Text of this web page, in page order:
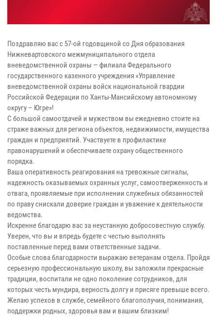
Поздравляю вас с 57-ой годовщиной со Дня образования
Нижневартовского межмуниципального отдела
вневедомственной охраны — филиала Федерального
государственного казенного учреждения «Управление
вневедомственной охраны войск национальной гвардии
Российской Федерации по Ханты-Мансийскому автономному
округу – Югре»!
С большой самоотдачей и мужеством вы ежедневно стоите на
страже важных для региона объектов, недвижимости, имущества
граждан и предприятий. Участвуете в профилактике
правонарушений и обеспечиваете охрану общественного
порядка.
Ваша оперативность реагирования на тревожные сигналы,
надежность оказываемых охранных услуг, самоотверженность и
отвага, проявляемые при исполнении служебных обязанностей
по праву снискали доверие граждан и уважение к деятельности
ведомства.
Искренне благодарю вас за неустанную добросовестную службу.
Уверен, что вы и впредь будете с честью выполнять
поставленные перед вами ответственные задачи.
Особые слова благодарности выражаю ветеранам отдела. Пройдя
серьезную профессиональную школу, вы заложили прекрасные
традиции, воспитали не одно поколение сотрудников, для
которых честь мундира, верность долгу и присяге превыше всего.
Желаю успехов в службе, семейного благополучия, понимания,
поддержки родных, здоровья вам и вашим близким!